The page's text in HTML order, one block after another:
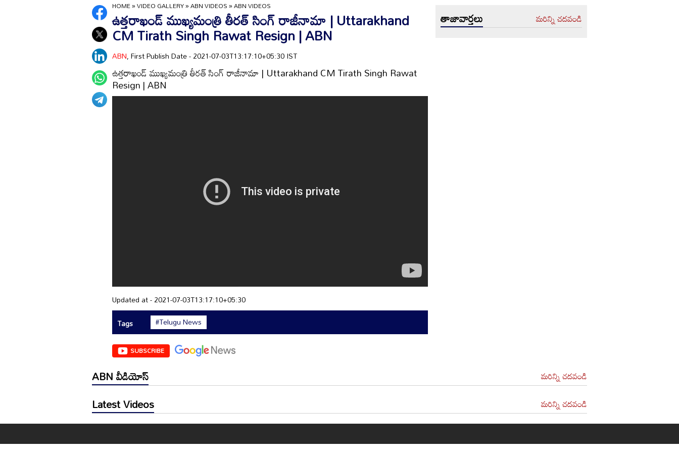
HOME»VIDEO GALLERY»ABN VIDEOS»ABN VIDEOS
ఉత్తరాఖండ్‌ ముఖ్యమంత్రి తీరత్‌ సింగ్‌ రాజీనామా | Uttarakhand
CM Tirath Singh Rawat Resign | ABN
ABN, First Publish Date - 2021-07-03T13:17:10+05:30 IST
ఉత్తరాఖండ్‌ ముఖ్యమంత్రి తీరత్‌ సింగ్‌ రాజీనామా | Uttarakhand CM Tirath Singh Rawat
Resign | ABN
Updated at - 2021-07-03T13:17:10+05:30
Tags
#Telugu News
SUBSCRIBE
తాజావార్తలు మరిన్ని చదవండి
ABN వీడియోస్ మరిన్ని చదవండి
Latest Videos మరిన్ని చదవండి